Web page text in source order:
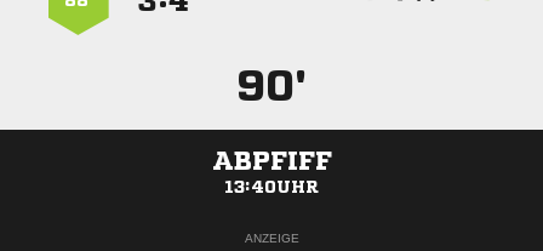
90'
ABPFIFF
13:40UHR
ANZEIGE